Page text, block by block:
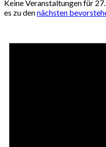
Keine Veranstaltungen für
es zu dennächsten